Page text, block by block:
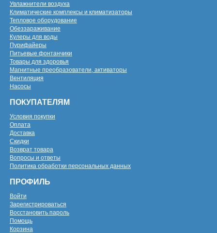
Увлажнители воздуха
Климатические комплексы и климатизаторы
Тепловое оборудование
Обеззараживание
Кулеры для воды
Пурифайеры
Питьевые фонтанчики
Товары для здоровья
Магнитные преобразователи, активаторы
Вентиляция
Насосы
ПОКУПАТЕЛЯМ
Условия покупки
Оплата
Доставка
Скидки
Возврат товара
Вопросы и ответы
Политика обработки персональных данных
ПРОФИЛЬ
Войти
Зарегистрироваться
Восстановить пароль
Помощь
Корзина